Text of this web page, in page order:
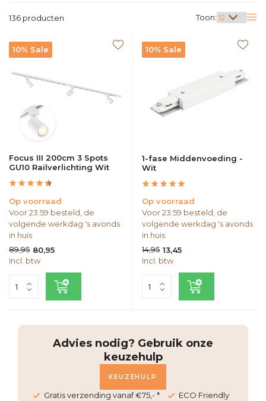
136 producten Toon:
10% Sale
Focus III 200cm 3 Spots
GU10 Railverlichting Wit
Op voorraad
Voor 23:59 besteld, de
volgende werkdag 's avonds
in huis
89,95 80,95
Incl. btw
10% Sale
1-fase Middenvoeding -
Wit
Op voorraad
Voor 23:59 besteld, de
volgende werkdag 's avonds
in huis
14,95 13,45
Incl. btw
Advies nodig? Gebruik onze
keuzehulp
KEUZEHULP
Gratis verzending vanaf €75,- *
ECO Friendly